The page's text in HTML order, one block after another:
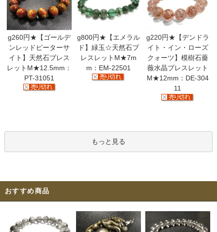
g260円★【ゴールデ
ンレッドピーターサ
イト】天然石ブレス
レットM★12.5mm：
PT-31051
g800円★【エメラル
ド】緑玉☆天然石ブ
レスレットM★7m
m：EM-22501
g220円★【デンドラ
イト・イン・ローズ
クォーツ】模樹石薔
薇水晶ブレスレット
M★12mm：DE-304
11
もっと見る
おすすめ商品